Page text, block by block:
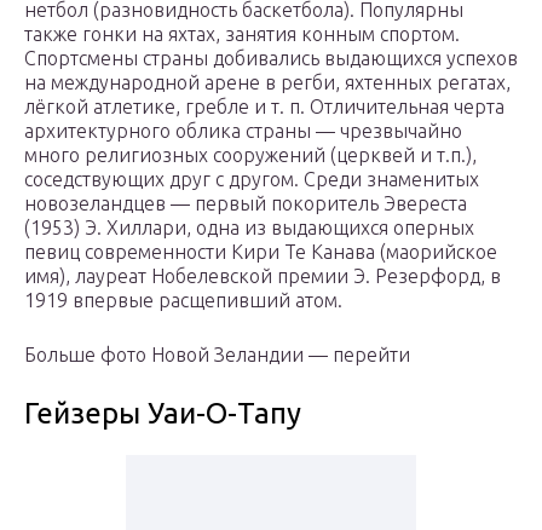
нетбол (разновидность баскетбола). Популярны
также гонки на яхтах, занятия конным спортом.
Спортсмены страны добивались выдающихся успехов
на международной арене в регби, яхтенных регатах,
лёгкой атлетике, гребле и т. п. Отличительная черта
архитектурного облика страны — чрезвычайно
много религиозных сооружений (церквей и т.п.),
соседствующих друг с другом. Среди знаменитых
новозеландцев — первый покоритель Эвереста
(1953) Э. Хиллари, одна из выдающихся оперных
певиц современности Кири Те Канава (маорийское
имя), лауреат Нобелевской премии Э. Резерфорд, в
1919 впервые расщепивший атом.
Больше фото Новой Зеландии — перейти
Гейзеры Уаи-О-Тапу